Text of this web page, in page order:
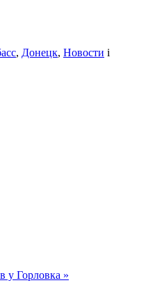
, Донецк, Новости і
у Горловка »